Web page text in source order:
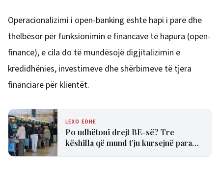
Operacionalizimi i open-banking është hapi i parë dhe
thelbësor për funksionimin e financave të hapura (open-
finance), e cila do të mundësojë digjitalizimin e
kredidhënies, investimeve dhe shërbimeve të tjera
financiare për klientët.
LEXO EDHE
Po udhëtoni drejt BE-së? Tre
këshilla që mund t’ju kursejnë para